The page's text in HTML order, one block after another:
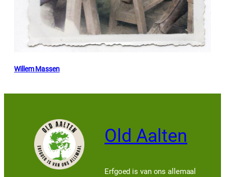
Willem Massen
Old Aalten
Erfgoed is van ons allemaal